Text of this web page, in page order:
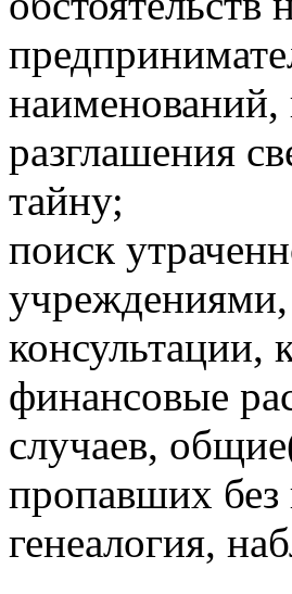
наименований,
разглашения
тайну;
поиск
консультации,
финансовые
случаев,
пропавших без
генеалогия,